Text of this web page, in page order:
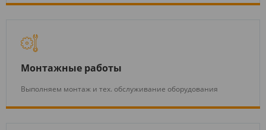
Монтажные работы
Выполняем монтаж и тех. обслуживание оборудования